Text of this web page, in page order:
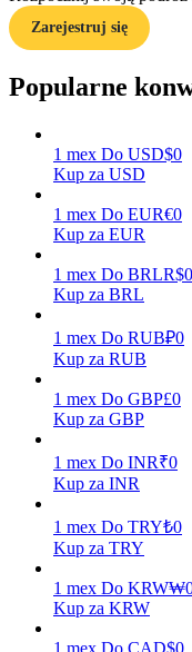
Strategie handlowe
Dowiedz się, jak
Zarabiać
Mocna Świnka
Zarejestruj się
Popularne
1 mex Do USD$0
Kup za USD
1 mex Do EUR€0
Kup za EUR
1 mex Do BRLR$0
Kup za BRL
1 mex Do RUB₽0
Kup za RUB
1 mex Do GBP£0
Kup za GBP
1 mex Do INR₹0
Kup za INR
1 mex Do TRY₺0
Kup za TRY
1 mex Do KRW₩
Kup za KRW
1 mex Do CAD$0